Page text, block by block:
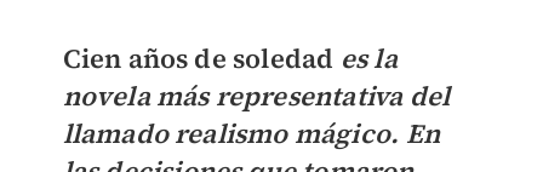
Cien años de soledad es la
novela más representativa del
llamado realismo mágico. En